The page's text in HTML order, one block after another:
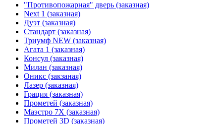
"Противопожарная" дверь (заказная)
Next 1 (заказная)
Дуэт (заказная)
Стандарт (заказная)
Триумф NEW (заказная)
Агата 1 (заказная)
Консул (заказная)
Милан (заказная)
Оникс (закзаная)
Лазер (заказная)
Грация (заказная)
Прометей (заказная)
Маэстро 7Х (заказная)
Прометей 3D (заказная)